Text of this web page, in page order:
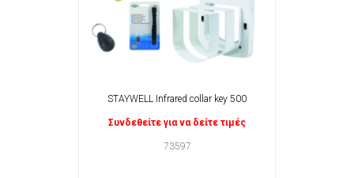
STAYWELL Infrared collar key 500
Συνδεθείτε για να δείτε τιμές
73597